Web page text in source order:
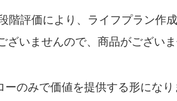
階評価により、ライフプラン作
ざいませんので、商品がございま
のみで価値を提供する形になり